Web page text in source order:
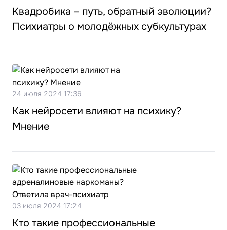
Квадробика – путь, обратный эволюции?
Психиатры о молодёжных субкультурах
24 июля 2024 17:36
Как нейросети влияют на психику?
Мнение
03 июля 2024 17:24
Кто такие профессиональные